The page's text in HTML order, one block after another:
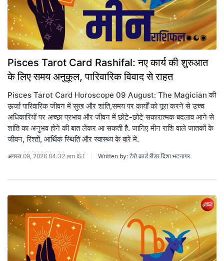
Pisces Tarot Card Rashifal: नए कार्य की शुरुआत
के लिए समय अनुकूल, पारिवारिक विवाद से राहत
Pisces Tarot Card Horoscope 09 August: The Magician की
ऊर्जा पारिवारिक जीवन में सुख और शांति,समय पर कार्यों को पूरा करने से उच्च
अधिकारियों पर अच्छा प्रभाव और जीवन में छोटे-छोटे सकारात्मक बदलाव आने से
शांति का अनुभव होने की बात लेकर आ सकती है. जानिए मीन राशि वाले जातकों के
जीवन, रिश्तों, आर्थिक स्थिति और स्वास्थ्य के बारे में.
अगस्त 09, 2026 04:32 am IST Written by: टैरो कार्ड रीडर दिशा भटनागर